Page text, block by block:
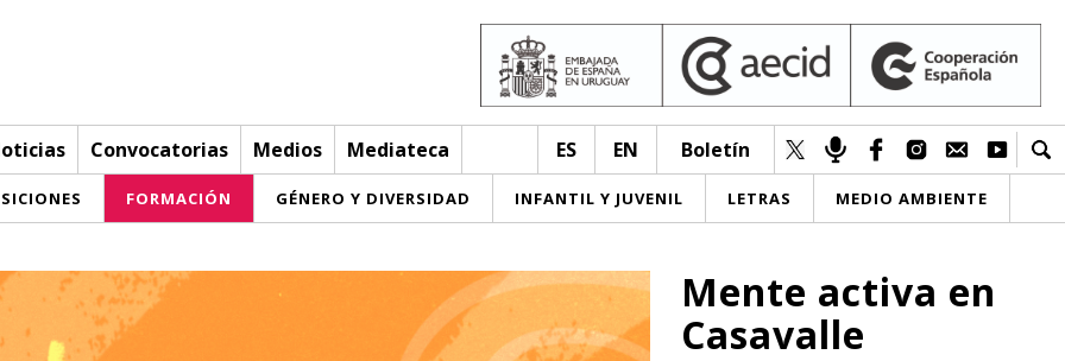
Convocatorias Medios Mediateca ES EN Boletín
FORMACIÓN GÉNERO Y DIVERSIDAD INFANTIL Y JUVENIL LETRAS MEDIO AMBIENTE
Mente activa en
Casavalle